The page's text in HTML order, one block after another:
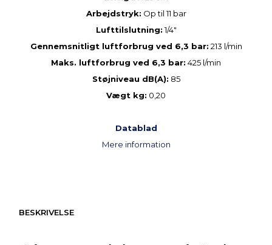
Arbejdstryk: Op til 11 bar
Lufttilslutning:1/4"
Gennemsnitligt luftforbrug ved 6,3 bar: 213 l/min
Maks. luftforbrug ved 6,3 bar: 425 l/min
Støjniveau dB(A): 85
Vægt kg: 0,20
Datablad
Mere information
BESKRIVELSE